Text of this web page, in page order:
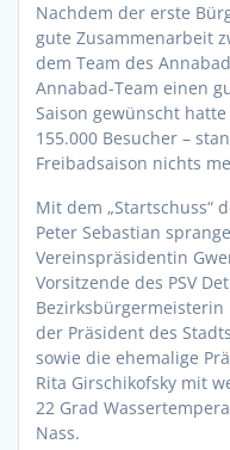
Nachdem der erste
gute Zusammenarbeit
dem Team des
Annabad-Team einen
Saison gewünscht
155.000 Besucher –
Freibadsaison nichts
Mit dem „Startschuss“
Peter Sebastian
Vereinspräsidentin
Vorsitzende des PSV
Bezirksbürgermeisterin
der Präsident des
sowie die ehemalige
Rita Girschikofsky mit
22 Grad
Nass.